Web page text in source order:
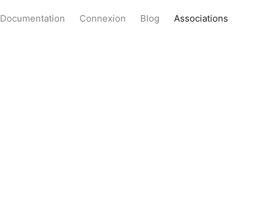
Documentation Connexion Blog Associations